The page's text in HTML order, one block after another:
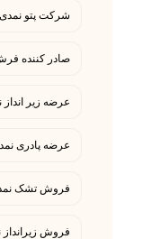
شرکت پتو نمدی
صادر کننده
عرضه زیر انداز
عرضه پادری
فروش تشک
فروش زیرانداز